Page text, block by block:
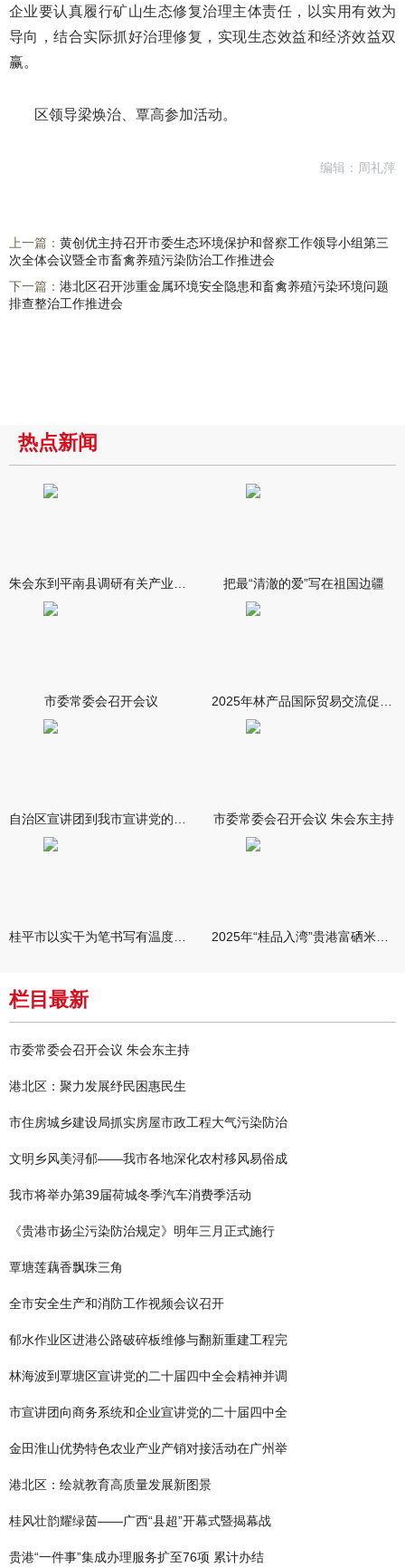
企业要认真履行矿山生态修复治理主体责任，以实用有效为
导向，结合实际抓好治理修复，实现生态效益和经济效益双
赢。
区领导梁焕治、覃高参加活动。
编辑：周礼萍
上一篇： 黄创优主持召开市委生态环境保护和督察工作领导小组第三
次全体会议暨全市畜禽养殖污染防治工作推进会
下一篇： 港北区召开涉重金属环境安全隐患和畜禽养殖污染环境问题
排查整治工作推进会
热点新闻
把最“清澈的爱”写在祖国边疆
市委常委会召开会议
市委常委会召开会议 朱会东主持
栏目最新
市委常委会召开会议 朱会东主持
港北区：聚力发展纾民困惠民生
市住房城乡建设局抓实房屋市政工程大气污染防治
文明乡风美浔郁——我市各地深化农村移风易俗成
我市将举办第39届荷城冬季汽车消费季活动
《贵港市扬尘污染防治规定》明年三月正式施行
覃塘莲藕香飘珠三角
全市安全生产和消防工作视频会议召开
郁水作业区进港公路破碎板维修与翻新重建工程完
林海波到覃塘区宣讲党的二十届四中全会精神并调
市宣讲团向商务系统和企业宣讲党的二十届四中全
金田淮山优势特色农业产业产销对接活动在广州举
港北区：绘就教育高质量发展新图景
桂风壮韵耀绿茵——广西“县超”开幕式暨揭幕战
贵港“一件事”集成办理服务扩至76项 累计办结